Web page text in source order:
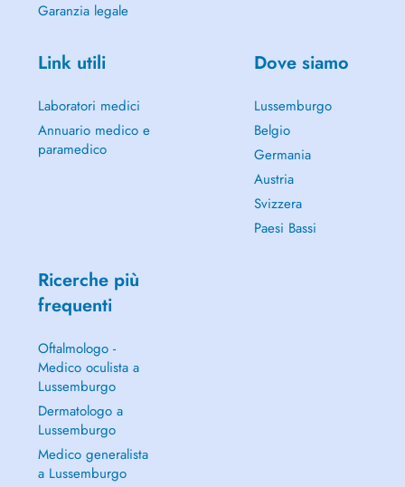
Garanzia legale
Link utili
Laboratori medici
Annuario medico e
paramedico
Dove siamo
Lussemburgo
Belgio
Germania
Austria
Svizzera
Paesi Bassi
Ricerche più
frequenti
Oftalmologo -
Medico oculista a
Lussemburgo
Dermatologo a
Lussemburgo
Medico generalista
a Lussemburgo